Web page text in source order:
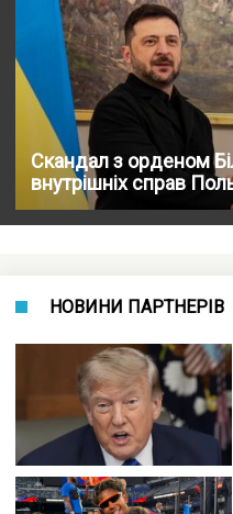
Скандал з орденом
внутрішніх справ
НОВИНИ ПАРТНЕРІВ